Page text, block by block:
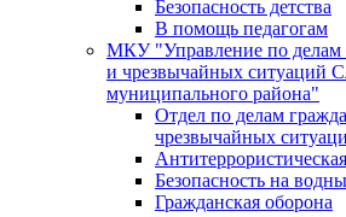
Безопасность детства
В помощь педагогам
МКУ "Управление по делам
и чрезвычайных ситуаций
муниципального района"
Отдел по делам
чрезвычайных
Безопасность на
Гражданская оборона